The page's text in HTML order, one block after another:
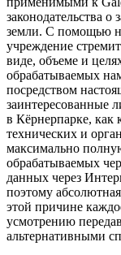
законодательства
земли. С помощью
учреждение
виде, объеме и
обрабатываемых
посредством
заинтересованные
в Кёрнерпарке, как
технических и
максимально
обрабатываемых
данных через
поэтому
этой причине
усмотрению
альтернативными